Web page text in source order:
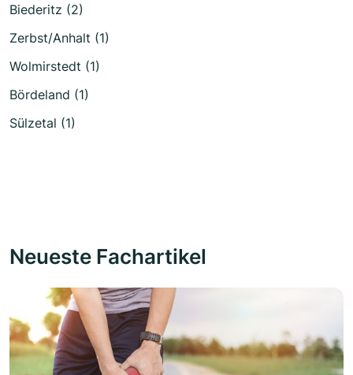
Biederitz (2)
Zerbst/Anhalt (1)
Wolmirstedt (1)
Bördeland (1)
Sülzetal (1)
Neueste Fachartikel